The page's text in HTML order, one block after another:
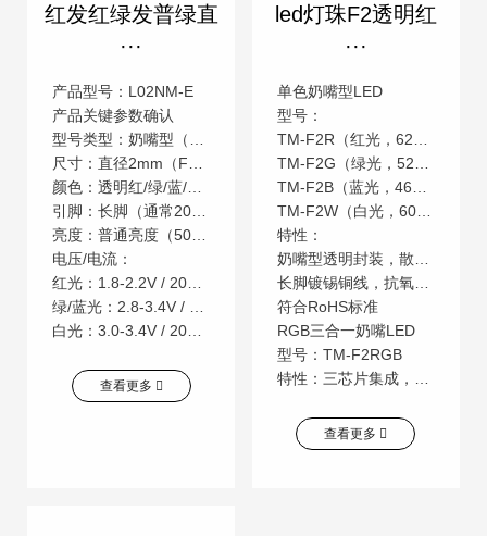
红发红绿发普绿直
···
产品型号：L02NM-E
产品关键参数确认
型号类型：奶嘴型（草帽头/圆头）直插LED
尺寸：直径2mm（F2规格，部分厂家标注为φ2mm）
颜色：透明红/绿/蓝/白光（需确认是否为单色或RGB）
引脚：长脚（通常20-30mm，适合手工焊接或穿孔PCB）
亮度：普通亮度（500-2000mcd）或超高亮（可选）
电压/电流：
红光：1.8-2.2V / 20mA
绿/蓝光：2.8-3.4V / 20mA
白光：3.0-3.4V / 20mA
查看更多
led灯珠F2透明红
···
单色奶嘴型LED
型号：
TM-F2R（红光，620-625nm）
TM-F2G（绿光，520-525nm）
TM-F2B（蓝光，465-470nm）
TM-F2W（白光，6000-6500K）
特性：
奶嘴型透明封装，散射角度广（120°-140°）
长脚镀锡铜线，抗氧化性强
符合RoHS标准
RGB三合一奶嘴LED
型号：TM-F2RGB
特性：三芯片集成，可混光全彩，需配合PWM驱动。
查看更多